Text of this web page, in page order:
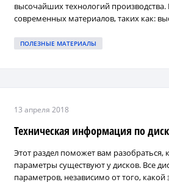
высочайших технологий
современных материалов, таких как:
ПОЛЕЗНЫЕ МАТЕРИАЛЫ
13 апреля 2018
Техническая информация по
Этот раздел поможет вам
параметры существуют у дисков. Все
параметров, независимо от того, какой